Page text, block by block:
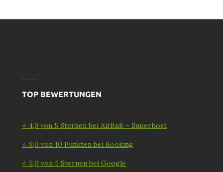
TOP BEWERTUNGEN
⭐ 4,9 von 5 Sternen bei AirBnB – Superhost
⭐ 9,0 von 10 Punkten bei Booking
⭐ 5,0 von 5 Sternen bei Google